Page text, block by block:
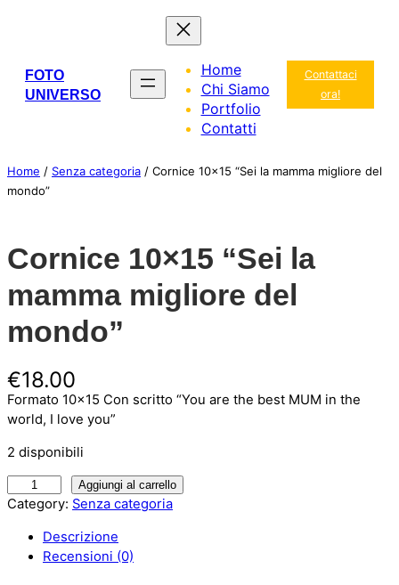
FOTO
UNIVERSO
Home
Chi Siamo
Portfolio
Contatti
Contattaci
ora!
Home / Senza categoria / Cornice 10×15 “Sei la mamma migliore del
mondo”
Cornice 10×15 “Sei la
mamma migliore del
mondo”
€18.00
Formato 10×15 Con scritto “You are the best MUM in the
world, I love you”
2 disponibili
o
Aggiungi al carrello
Category: Senza categoria
Descrizione
Recensioni (0)